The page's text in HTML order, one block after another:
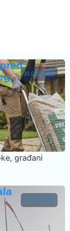
31.07.2026.
građani
31.07.2026.